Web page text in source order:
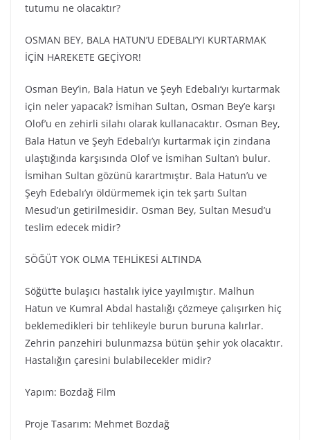
tutumu ne olacaktır?
OSMAN BEY, BALA HATUN’U EDEBALI’YI KURTARMAK
İÇİN HAREKETE GEÇİYOR!
Osman Bey’in, Bala Hatun ve Şeyh Edebalı’yı kurtarmak
için neler yapacak? İsmihan Sultan, Osman Bey’e karşı
Olof’u en zehirli silahı olarak kullanacaktır. Osman Bey,
Bala Hatun ve Şeyh Edebalı’yı kurtarmak için zindana
ulaştığında karşısında Olof ve İsmihan Sultan’ı bulur.
İsmihan Sultan gözünü karartmıştır. Bala Hatun’u ve
Şeyh Edebalı’yı öldürmemek için tek şartı Sultan
Mesud’un getirilmesidir. Osman Bey, Sultan Mesud’u
teslim edecek midir?
SÖĞÜT YOK OLMA TEHLİKESİ ALTINDA
Söğüt’te bulaşıcı hastalık iyice yayılmıştır. Malhun
Hatun ve Kumral Abdal hastalığı çözmeye çalışırken hiç
beklemedikleri bir tehlikeyle burun buruna kalırlar.
Zehrin panzehiri bulunmazsa bütün şehir yok olacaktır.
Hastalığın çaresini bulabilecekler midir?
Yapım: Bozdağ Fi̇lm
Proje Tasarım: Mehmet Bozdağ